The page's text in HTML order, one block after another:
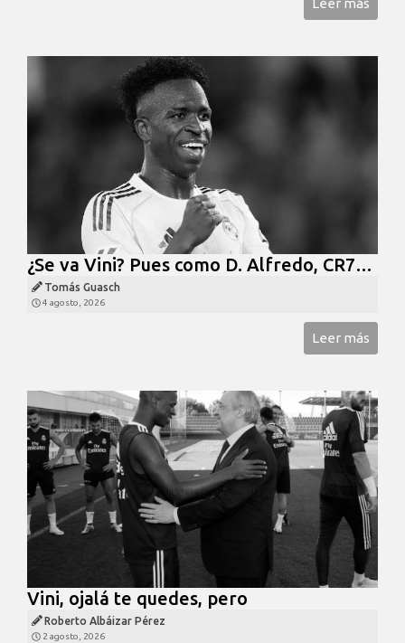
Leer más
¿Se va Vini? Pues como D. Alfredo, CR7…
Tomás Guasch
4 agosto, 2026
Leer más
Vini, ojalá te quedes, pero
Roberto Albáizar Pérez
2 agosto, 2026